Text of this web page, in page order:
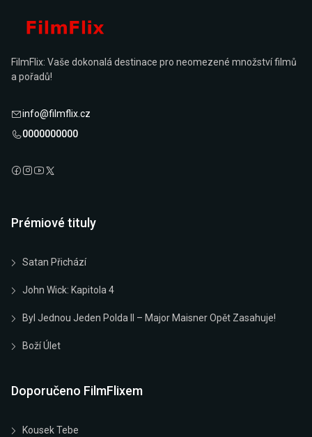
FilmFlix: Vaše dokonalá destinace pro neomezené množství filmů
a pořadů!
info@filmflix.cz
0000000000
Prémiové tituly
Satan Přichází
John Wick: Kapitola 4
Byl Jednou Jeden Polda II – Major Maisner Opět Zasahuje!
Boží Úlet
Doporučeno FilmFlixem
Kousek Tebe